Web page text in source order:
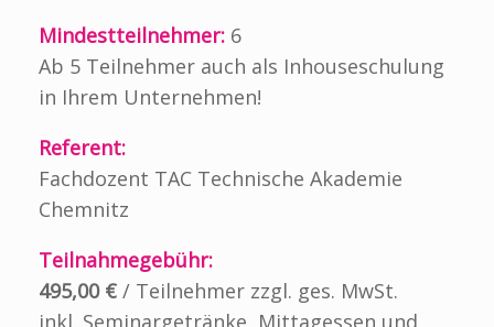
Mindestteilnehmer: 6
Ab 5 Teilnehmer auch als Inhouseschulung
in Ihrem Unternehmen!
Referent:
Fachdozent TAC Technische Akademie
Chemnitz
Teilnahmegebühr:
495,00 € / Teilnehmer zzgl. ges. MwSt.
inkl. Seminargetränke, Mittagessen und